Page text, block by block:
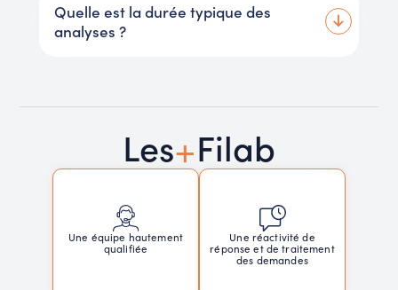
Quelle est la durée typique des
analyses ?
Les+Filab
Une équipe hautement
qualifiée
Une réactivité de
réponse et de traitement
des demandes